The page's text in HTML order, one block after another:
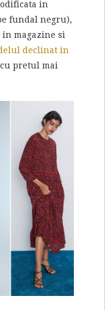
in
fundal negru),
magazine si
declinat in
pretul mai